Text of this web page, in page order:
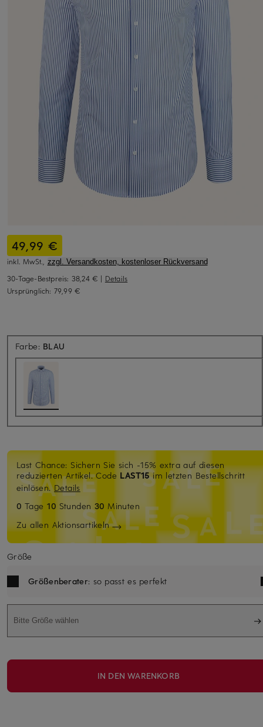
49,99 €
inkl. MwSt., zzgl. Versandkosten, kostenloser Rückversand
30-Tage-Bestpreis: 38,24 € | Details
Ursprünglich: 79,99 €
Farbe: BLAU
Last Chance: Sichern Sie sich -15% extra auf diesen
reduzierten Artikel. Code LAST15im letzten Bestellschritt
einlösen.Details
0 Tage10 Stunden 30 Minuten
Zu allen Aktionsartikeln
Größe
Größenberater: so passt es perfekt
Bitte Größe wählen
IN DEN WARENKORB